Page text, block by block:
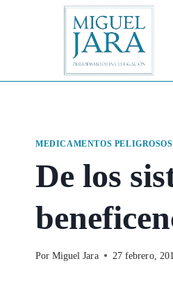
MEDICAMENTOS PELIGROSOS
De los
Por Miguel Jara 27 febrero,